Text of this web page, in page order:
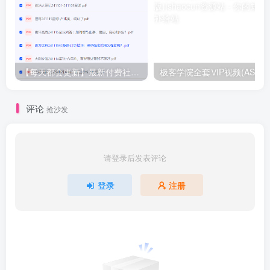
【每天都会更新】最新付费社群公众号文章 极客学院全套ⅥP视频(AS版)
评论 抢沙发
请登录后发表评论
登录 注册